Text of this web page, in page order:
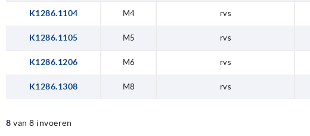
K1286.1104 M4 rvs
K1286.1105 M5 rvs
K1286.1206 M6 rvs
K1286.1308 M8 rvs
8 van 8 invoeren